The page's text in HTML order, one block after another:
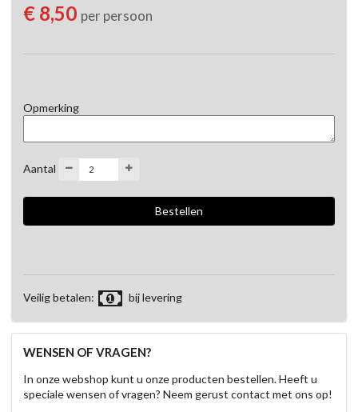
€ 8,50 per persoon
Opmerking
Aantal
Veilig betalen: bij levering
WENSEN OF VRAGEN?
In onze webshop kunt u onze producten bestellen. Heeft u
speciale wensen of vragen? Neem gerust contact met ons op!